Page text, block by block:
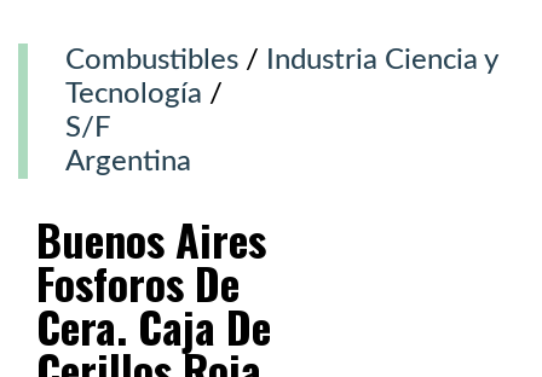
Combustibles /
Industria Ciencia y
Tecnología /
S/F
Argentina
Buenos Aires
Fosforos De
Cera. Caja De